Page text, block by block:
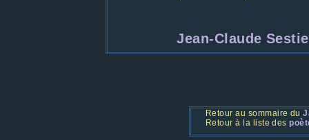
Jean-Claude
Retour au sommaire du
Retour à la liste des